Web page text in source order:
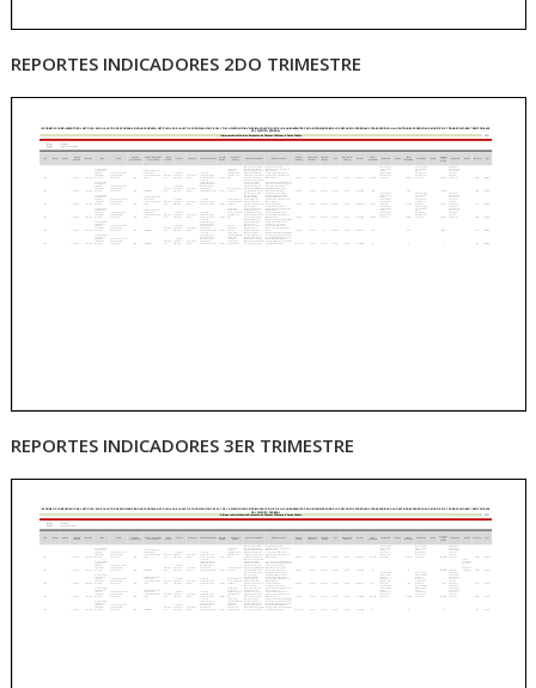
REPORTES INDICADORES 2DO TRIMESTRE
REPORTES INDICADORES 3ER TRIMESTRE